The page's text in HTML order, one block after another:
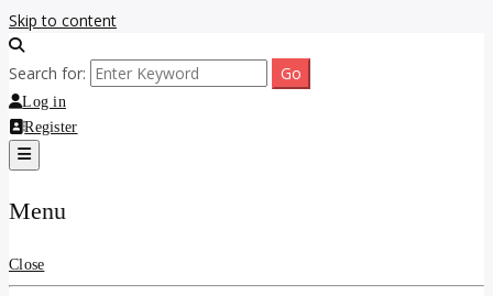
Skip to content
รับจ้างโพสต์ขายบ้าน ขาย
ของ ติดหน้าแรก Google Ai
Search ราคาถูกที่สุด! เน้น
ความคุ้มค่า "ถูกและดีมีอยู่
จริง" (เหมาะกับพ่อค้า
ขายบ้านไม่ออก ขายสินค้าไม่ได้ บอกเรา! รับจ้างลงโพสต์อสังหาฯ รับโพส
เว็บบอร์ดSEO ดันติดหน้าแรก Google AI ชัวร์ 🎯 … ให้เราจัดการให้! ด้วย
ระบบ AI Search & SEO ที่แม่นยำที่สุด
Search for:
Log in
Register
Menu
Close